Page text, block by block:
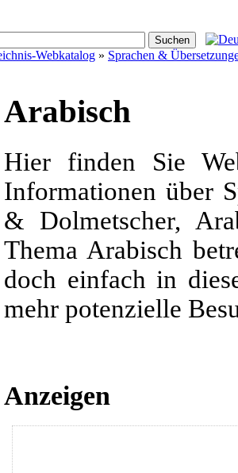
Webkatalog » Sprachen &
Arabisch
Hier finden Sie
Informationen über
& Dolmetscher,
Thema Arabisch
doch einfach in
mehr potenzielle
Anzeigen